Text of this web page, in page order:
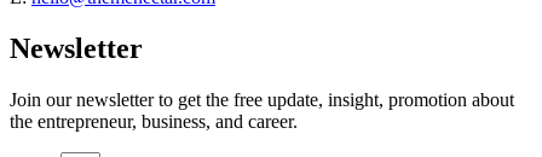
Newsletter
Join our newsletter to get the free update, insight, promotion about
the entrepreneur, business, and career.